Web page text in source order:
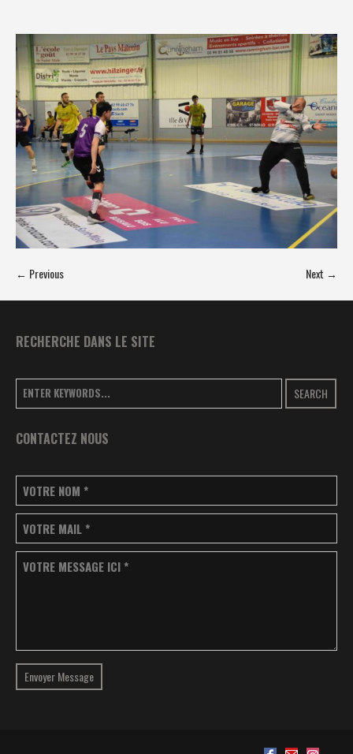
← Previous Next →
RECHERCHE DANS LE SITE
SEARCH
CONTACTEZ NOUS
VOTRE NOM *
VOTRE MAIL *
VOTRE MESSAGE ICI *
Envoyer Message